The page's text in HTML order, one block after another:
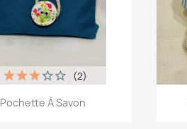
Aperçu rapide
Pochette À Savon
(2)